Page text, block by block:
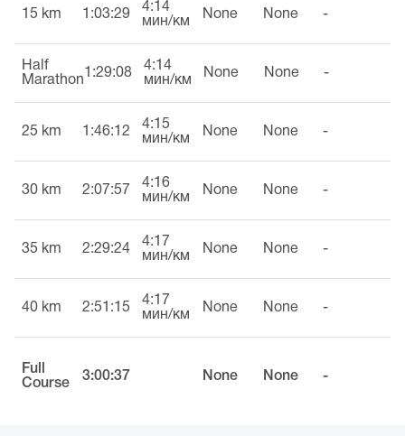
15 km 1:03:29
4:14
мин/км
None None -
Half
Marathon
1:29:08
4:14
мин/км
None None -
25 km 1:46:12
4:15
мин/км
None None -
30 km 2:07:57
4:16
мин/км
None None -
35 km 2:29:24
4:17
мин/км
None None -
40 km 2:51:15
4:17
мин/км
None None -
Full
Course
3:00:37 None None -